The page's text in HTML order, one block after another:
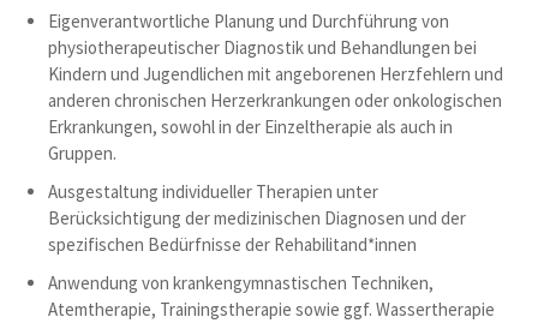
Eigenverantwortliche Planung und Durchführung von
physiotherapeutischer Diagnostik und Behandlungen bei
Kindern und Jugendlichen mit angeborenen Herzfehlern und
anderen chronischen Herzerkrankungen oder onkologischen
Erkrankungen, sowohl in der Einzeltherapie als auch in
Gruppen.
Ausgestaltung individueller Therapien unter
Berücksichtigung der medizinischen Diagnosen und der
spezifischen Bedürfnisse der Rehabilitand*innen
Anwendung von krankengymnastischen Techniken,
Atemtherapie, Trainingstherapie sowie ggf. Wassertherapie